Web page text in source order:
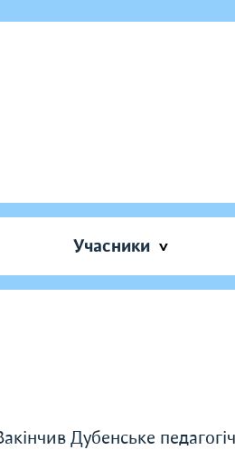
Учасники
Дубенське